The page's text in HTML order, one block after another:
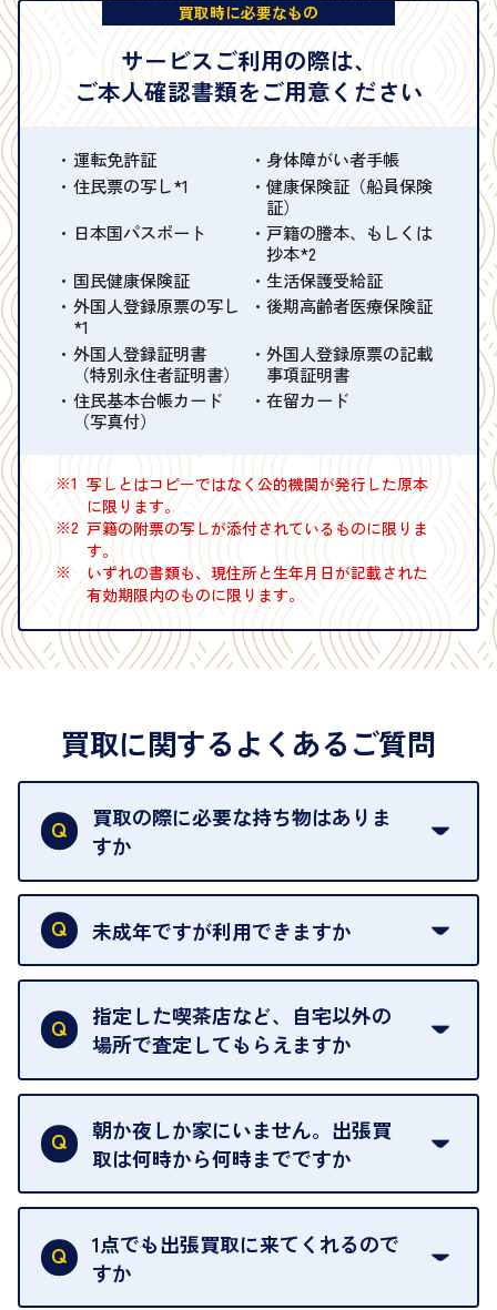
買取時に必要なもの
サービスご利用の際は、
ご本人確認書類をご用意ください
運転免許証
身体障がい者手帳
住民票の写し*1
健康保険証（船員保険
証）
日本国パスポート
戸籍の謄本、もしくは
抄本*2
国民健康保険証
生活保護受給証
外国人登録原票の写し
*1
後期高齢者医療保険証
外国人登録証明書
（特別永住者証明書）
外国人登録原票の記載
事項証明書
住民基本台帳カード
（写真付）
在留カード
※1 写しとはコピーではなく公的機関が発行した原本
に限ります。
※2 戸籍の附票の写しが添付されているものに限りま
す。
※
いずれの書類も、現住所と生年月日が記載された
有効期限内のものに限ります。
買取に関するよくあるご質問
買取の際に必要な持ち物はありま
すか
本人確認書類をご用意ください。ご利用になれる書
類はこちらをご確認ください。
未成年ですが利用できますか
18歳未満の方は、保護者の同意があってもご利用い
ただけません。
指定した喫茶店など、自宅以外の
場所で査定してもらえますか
ご自宅以外での査定はお引き受けできません。ご指
定のお店や、ほかのお客様への迷惑となることが考
えられるためです。
朝か夜しか家にいません。出張買
取は何時から何時までですか
ご訪問可能時間は、10時から19時です。
ただし、お品物の種類や量によっては対応させてい
ただくことがあります。
1点でも出張買取に来てくれるので
すか